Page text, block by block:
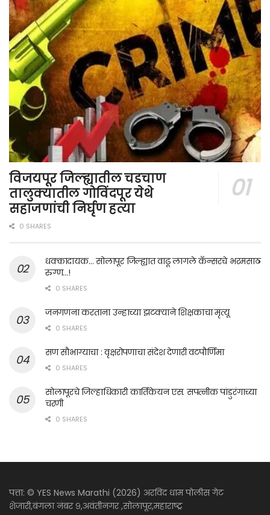
विजयपूर जिल्ह्यातील चडचाण
तालुक्यातील गोविंदपूर येथे
सहाजणांची निर्घृण हत्या
0 SHARES
धक्कादायक… सोलापूर जिल्ह्यात वाढू लागले कॅन्सरचे भरमसाठ
रुग्ण…!
0 SHARES
जनगणना करताना उन्हाच्या झटक्याने शिक्षकाचा मृत्यू
0 SHARES
सण सौभाग्याचा : वृक्षरोपणाचा संदेश देणारी वटपौर्णिमा
0 SHARES
सोलापूरचे जिल्हाधिकारी कार्तिकेयन एस. सपत्नीक पांडुरंगाच्या
चरणी
0 SHARES
पत्ता: © YES News Marathi (2026) अरविंद धाम पोलीस गेट
शेजारी,बंगला नंबर ९,अवंतीनगर ,सोलापूर,महाराष्ट्र